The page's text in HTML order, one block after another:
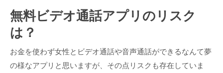
無料ビデオ通話アプリのリスク
は？
お金を使わず女性とビデオ通話や音声通話ができるなんて夢
の様なアプリと思いますが、その点リスクも存在していま